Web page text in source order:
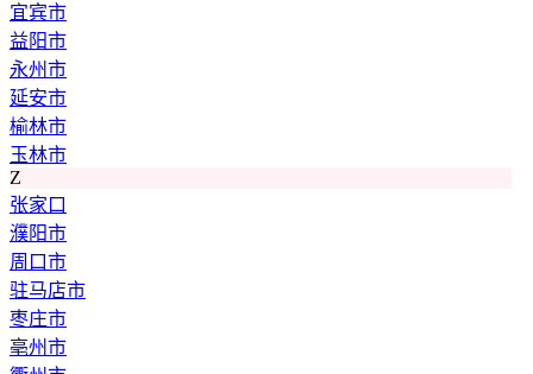
宜宾市
益阳市
永州市
延安市
榆林市
玉林市
Z
张家口
濮阳市
周口市
驻马店市
枣庄市
亳州市